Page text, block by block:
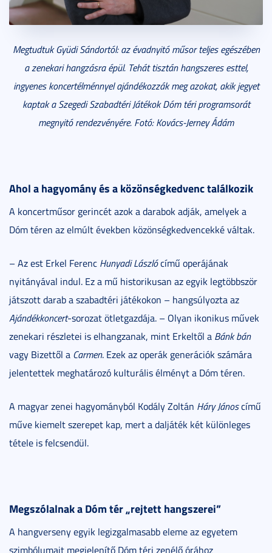
Megtudtuk Gyüdi Sándortól: az évadnyitó műsor teljes egészében
a zenekari hangzásra épül. Tehát tisztán hangszeres esttel,
ingyenes koncertélménnyel ajándékozzák meg azokat, akik jegyet
kaptak a Szegedi Szabadtéri Játékok Dóm téri programsorát
megnyitó rendezvényére. Fotó: Kovács-Jerney Ádám
Ahol a hagyomány és a közönségkedvenc találkozik
A koncertműsor gerincét azok a darabok adják, amelyek a
Dóm téren az elmúlt években közönségkedvencekké váltak.
– Az est Erkel Ferenc Hunyadi Lászlócímű operájának
nyitányával indul. Ez a mű historikusan az egyik legtöbbször
játszott darab a szabadtéri játékokon – hangsúlyozta az
Ajándékkoncert-sorozat ötletgazdája. – Olyan ikonikus művek
zenekari részletei is elhangzanak, mint Erkeltől a Bánk bán
vagy Bizettől a Carmen. Ezek az operák generációk számára
jelentettek meghatározó kulturális élményt a Dóm téren.
A magyar zenei hagyományból Kodály Zoltán Háry Jánoscímű
műve kiemelt szerepet kap, mert a daljáték két különleges
tétele is felcsendül.
Megszólalnak a Dóm tér „rejtett hangszerei”
A hangverseny egyik legizgalmasabb eleme az egyetem
szimbólumait megjelenítő Dóm téri zenélő órához